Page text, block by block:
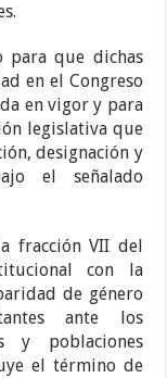
para que dichas
en el Congreso
en vigor y para
legislativa que
designación y
el señalado
fracción VII del
con la
de género
ante los
y poblaciones
el término de